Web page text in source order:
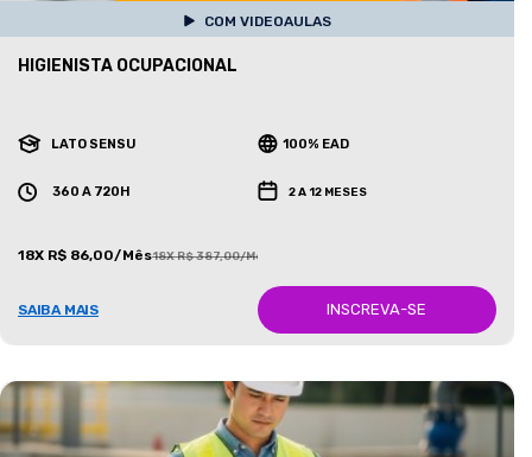
COM VIDEOAULAS
HIGIENISTA OCUPACIONAL
LATO SENSU 100% EAD
360 A 720H 2 A 12 MESES
18X R$ 86,00/Mês18X R$ 387,00/Mês
SAIBA MAIS INSCREVA-SE